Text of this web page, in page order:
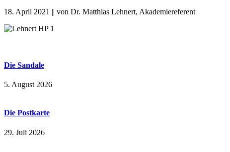
18. April 2021 || von Dr. Matthias Lehnert, Akademiereferent
Die Sandale
5. August 2026
Die Postkarte
29. Juli 2026